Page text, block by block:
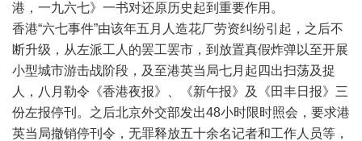
港，一九六七》一书对还原历史起到重要作用。
香港“六七事件”由该年五月人造花厂劳资纠纷引起，之后不
断升级，从左派工人的罢工罢市，到放置真假炸弹以至开展
小型城市游击战阶段，及至港英当局七月起四出扫荡及捉
人，八月勒令《香港夜报》、《新午报》及《田丰日报》三
份左报停刊。之后北京外交部发出48小时限时照会，要求港
英当局撤销停刊令，无罪释放五十余名记者和工作人员等，